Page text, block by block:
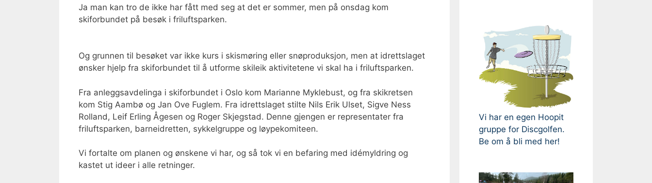
Ja man kan tro de ikke har fått med seg at det er sommer, men på onsdag kom
skiforbundet på besøk i friluftsparken.
Og grunnen til besøket var ikke kurs i skismøring eller snøproduksjon, men at idrettslaget
ønsker hjelp fra skiforbundet til å utforme skileik aktivitetene vi skal ha i friluftsparken.
Fra anleggsavdelinga i skiforbundet i Oslo kom Marianne Myklebust, og fra skikretsen
kom Stig Aambø og Jan Ove Fuglem. Fra idrettslaget stilte Nils Erik Ulset, Sigve Ness
Rolland, Leif Erling Ågesen og Roger Skjegstad. Denne gjengen er representater fra
friluftsparken, barneidretten, sykkelgruppe og løypekomiteen.
Vi fortalte om planen og ønskene vi har, og så tok vi en befaring med idémyldring og
kastet ut ideer i alle retninger.
Vi har en egen Hoopit
gruppe for Discgolfen.
Be om å bli med her!